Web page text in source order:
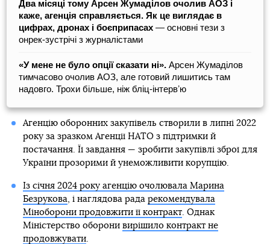
Два місяці тому Арсен Жумаділов очолив АОЗ і
каже, агенція справляється. Як це виглядає в
цифрах, дронах і боєприпасах — основні тези з
онрек-зустрічі з журналістами
«У мене не було опції сказати ні». Арсен Жумаділов
тимчасово очолив АОЗ, але готовий лишитись там
надовго. Трохи більше, ніж бліц-інтервʼю
Агенцію оборонних закупівель створили в липні 2022
року за зразком Агенції НАТО з підтримки й
постачання. Її завдання — зробити закупівлі зброї для
України прозорими й унеможливити корупцію.
Із січня 2024 року агенцію очолювала Марина
Безрукова, і наглядова рада рекомендувала
Міноборони продовжити її контракт. Однак
Міністерство оборони вирішило контракт не
продовжувати.